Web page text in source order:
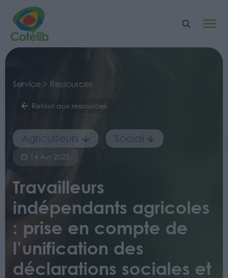
Service > Ressources
Retour aux ressources
Agriculteurs Social
14 Avr 2023
Travailleurs
indépendants agricoles
: prise en compte de
l’unification des
déclarations sociales et